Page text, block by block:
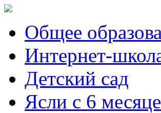
Общее
Интернет-
Детский сад
Ясли с 6